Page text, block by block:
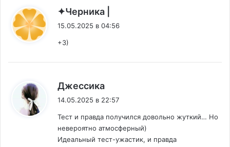
✦Черника |
15.05.2025 в 04:56
+3)
Джессика
14.05.2025 в 22:57
Тест и правда получился довольно жуткий… Но
невероятно атмосферный)
Идеальный тест-ужастик, и правда